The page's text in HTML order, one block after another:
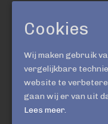
2807
Cookies
Wij maken gebruik
vergelijkbare
website te
gaan wij er van uit
Lees meer.